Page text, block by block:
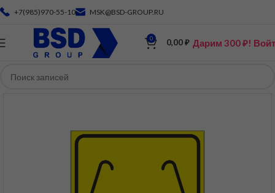
+7(985)970-55-10 MSK@BSD-GROUP.RU
0 0,00₽ Дарим 300 ₽!